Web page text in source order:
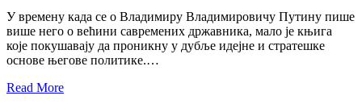
У времену када се о Владимиру Владимировичу Путину пише
више него о већини савремених државника, мало је књига
које покушавају да проникну у дубље идејне и стратешке
основе његове политике.…
Read More